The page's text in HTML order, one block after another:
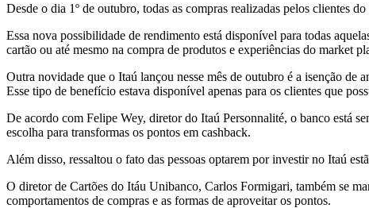
Desde o dia 1º de outubro, todas as compras realizadas pelos clientes
Essa nova possibilidade de rendimento está disponível para todas
cartão ou até mesmo na compra de produtos e experiências do market
Outra novidade que o Itaú lançou nesse mês de outubro é a isenção
Esse tipo de benefício estava disponível apenas para os clientes que
De acordo com Felipe Wey, diretor do Itaú Personnalité, o banco está
escolha para transformas os pontos em cashback.
Além disso, ressaltou o fato das pessoas optarem por investir no Itaú
O diretor de Cartões do Itáu Unibanco, Carlos Formigari, também se
comportamentos de compras e as formas de aproveitar os pontos.